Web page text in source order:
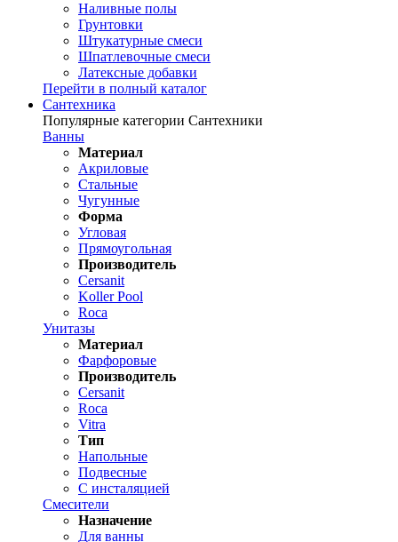
Наливные полы
Грунтовки
Штукатурные смеси
Шпатлевочные смеси
Латексные добавки
Перейти в полный каталог
Сантехника
Популярные категории Сантехники
Ванны
Материал
Акриловые
Стальные
Чугунные
Форма
Угловая
Прямоугольная
Производитель
Cersanit
Koller Pool
Roca
Унитазы
Материал
Фарфоровые
Производитель
Cersanit
Roca
Vitra
Тип
Напольные
Подвесные
С инсталяцией
Смесители
Назначение
Для ванны